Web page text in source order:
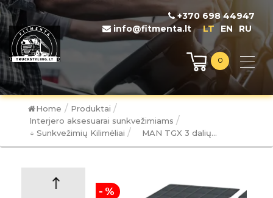
+370 698 44947
info@fitmenta.lt
LT EN RU
0
Home / Produktai /
Interjero aksesuarai sunkvežimiams /
↓ Sunkvežimių Kilimėliai / MAN TGX 3 dalių...
-%